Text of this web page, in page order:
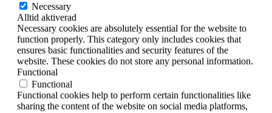
Necessary
Alltid aktiverad
Necessary cookies are absolutely essential for the website to
function properly. This category only includes cookies that
ensures basic functionalities and security features of the
website. These cookies do not store any personal information.
Functional
Functional
Functional cookies help to perform certain functionalities like
sharing the content of the website on social media platforms,